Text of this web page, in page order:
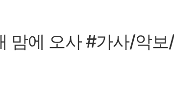
맘에 오사 #가사/악